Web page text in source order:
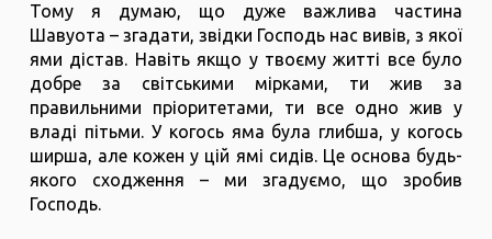
Тому я думаю, що дуже важлива частина
Шавуота – згадати, звідки Господь нас вивів, з якої
ями дістав. Навіть якщо у твоєму житті все було
добре за світськими мірками, ти жив за
правильними пріоритетами, ти все одно жив у
владі пітьми. У когось яма була глибша, у когось
ширша, але кожен у цій ямі сидів. Це основа будь-
якого сходження – ми згадуємо, що зробив
Господь.